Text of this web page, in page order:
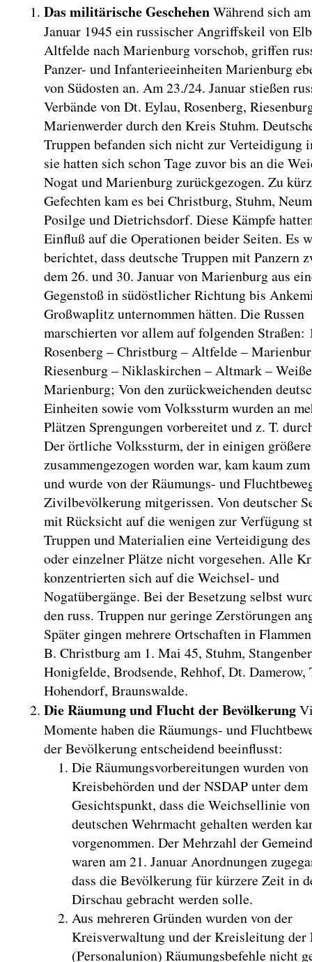
Das militärische GeschehenWährend sich
Januar 1945 ein russischer Angriffskeil von
Altfelde nach Marienburg vorschob, griffen
Panzer- und Infanterieeinheiten Marienburg
von Südosten an. Am 23./24. Januar stießen
Verbände von Dt. Eylau, Rosenberg,
Marienwerder durch den Kreis Stuhm.
Truppen befanden sich nicht zur Verteidigung
sie hatten sich schon Tage zuvor bis an die
Nogat und Marienburg zurückgezogen. Zu
Gefechten kam es bei Christburg, Stuhm,
Posilge und Dietrichsdorf. Diese Kämpfe
Einfluß auf die Operationen beider Seiten. Es
berichtet, dass deutsche Truppen mit Panzern
dem 26. und 30. Januar von Marienburg aus
Gegenstoß in südöstlicher Richtung bis
Großwaplitz unternommen hätten. Die Russen
marschierten vor allem auf folgenden Straßen:
Rosenberg – Christburg – Altfelde –
Riesenburg – Niklaskirchen – Altmark –
Marienburg; Von den zurückweichenden
Einheiten sowie vom Volkssturm wurden an
Plätzen Sprengungen vorbereitet und z. T.
Der örtliche Volkssturm, der in einigen
zusammengezogen worden war, kam kaum
und wurde von der Räumungs- und
Zivilbevölkerung mitgerissen. Von deutscher
mit Rücksicht auf die wenigen zur Verfügung
Truppen und Materialien eine Verteidigung
oder einzelner Plätze nicht vorgesehen. Alle
konzentrierten sich auf die Weichsel- und
Nogatübergänge. Bei der Besetzung selbst
den russ. Truppen nur geringe Zerstörungen
Später gingen mehrere Ortschaften in
B. Christburg am 1. Mai 45, Stuhm,
Honigfelde, Brodsende, Rehhof, Dt. Damerow,
Hohendorf, Braunswalde.
Die Räumung und Flucht der Bevölkerung
Momente haben die Räumungs- und
der Bevölkerung entscheidend beeinflusst:
Die Räumungsvorbereitungen wurden von
Kreisbehörden und der NSDAP unter dem
Gesichtspunkt, dass die Weichsellinie
deutschen Wehrmacht gehalten werden
vorgenommen. Der Mehrzahl der
waren am 21. Januar Anordnungen
dass die Bevölkerung für kürzere Zeit in
Dirschau gebracht werden solle.
Aus mehreren Gründen wurden von der
Kreisverwaltung und der Kreisleitung der
(Personalunion) Räumungsbefehle nicht